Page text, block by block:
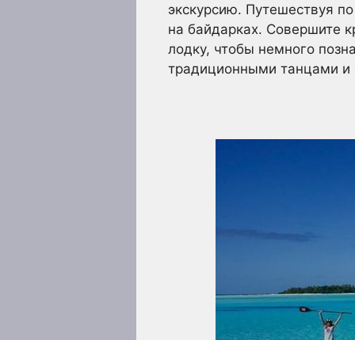
экскурсию. Путешествуя
на байдарках. Совершите
лодку, чтобы немного
традиционными танцами и